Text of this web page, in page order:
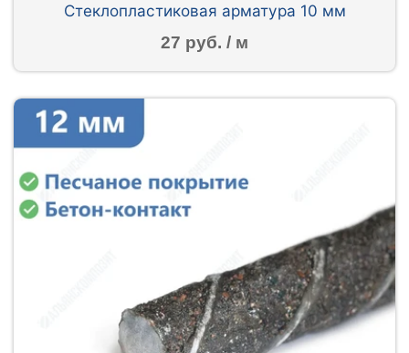
Стеклопластиковая арматура 10 мм
27 руб. / м